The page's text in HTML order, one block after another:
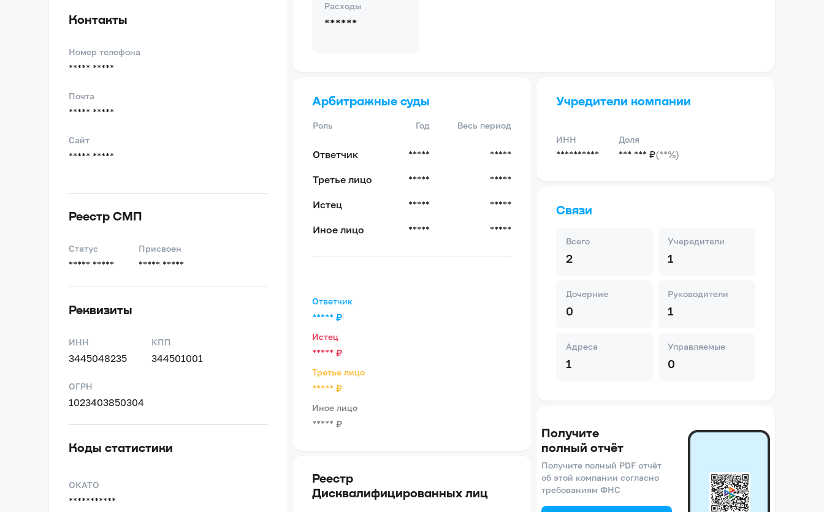
Контакты
Номер телефона
***** *****
Почта
***** *****
Сайт
***** *****
Реестр СМП
Статус
***** *****
Присвоен
***** *****
Реквизиты
ИНН
3445048235
КПП
344501001
ОГРН
1023403850304
Коды статистики
ОКАТО
***********
Расходы
******
Арбитражные суды
Роль Год Весь период
Ответчик ***** *****
Третье лицо ***** *****
Истец ***** *****
Иное лицо ***** *****
Ответчик
***** ₽
Истец
***** ₽
Третье лицо
***** ₽
Иное лицо
***** ₽
Реестр
Дисквалифицированных лиц
Учредители компании
ИНН
**********
Доля
*** *** ₽(**%)
Связи
Всего
2
Учередители
1
Дочерние
0
Руководители
1
Адреса
1
Управляемые
0
Получите
полный отчёт
Получите полный PDF отчёт
об этой компании согласно
требованиям ФНС